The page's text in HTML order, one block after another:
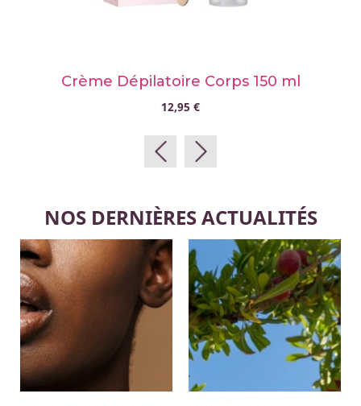
Crème Dépilatoire Corps 150 ml
12,95 €
NOS DERNIÈRES ACTUALITÉS